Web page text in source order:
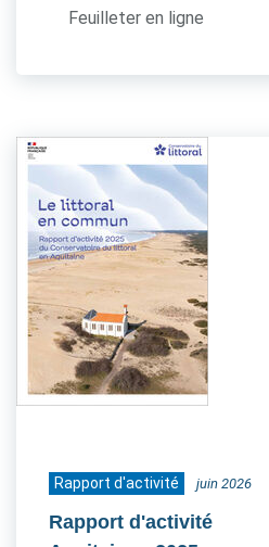
Feuilleter en ligne
Rapport d'activité juin 2026
Rapport d'activité